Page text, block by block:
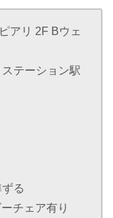
アリ 2F Bウェ
テーション駅
る
チェア有り